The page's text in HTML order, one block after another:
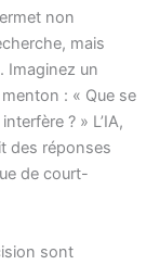
non
mais
Imaginez un
: « Que se
? » L’IA,
des réponses
de court-
sont